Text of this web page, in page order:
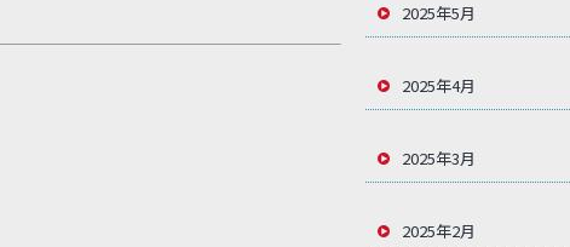
2025年5月
2025年4月
2025年3月
2025年2月